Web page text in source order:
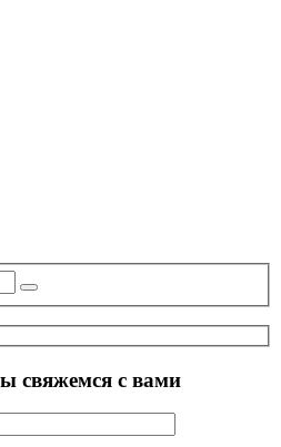
свяжемся с вами